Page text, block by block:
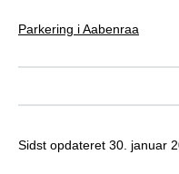
Parkering i Aabenraa
Sidst opdateret 30. januar